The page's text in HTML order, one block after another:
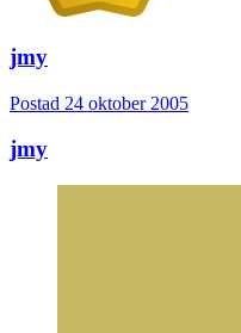
jmy
Postad 24 oktober 2005
jmy